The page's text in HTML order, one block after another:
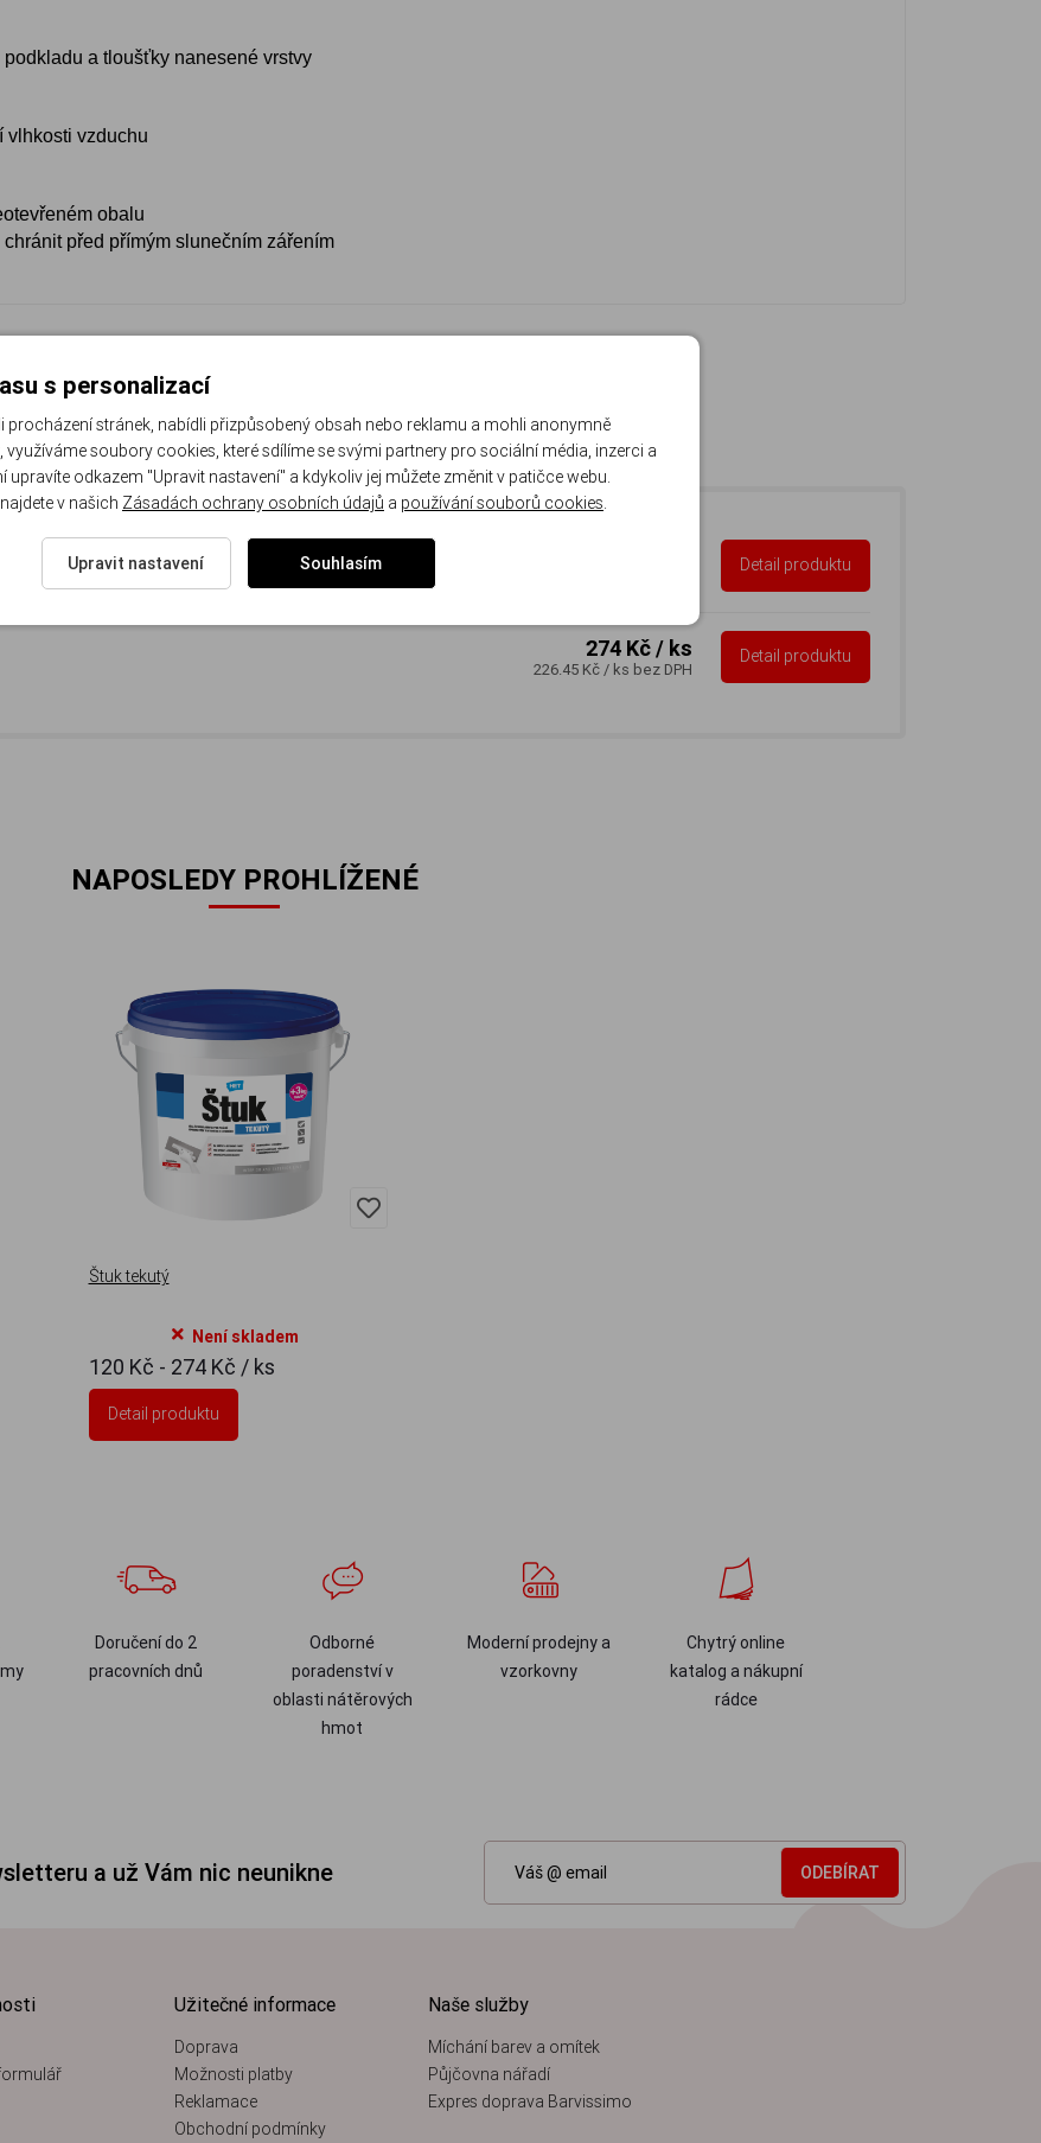
a tloušťky nanesené vrstvy
vlhkosti vzduchu
obalu
před přímým slunečním zářením
VYBERTE VARIANTU
Detail produktu
274 Kč/ ks
226.45 Kč/ ks bez DPH
Detail produktu
NAPOSLEDY PROHLÍŽENÉ
Štuk tekutý
Není skladem
120 Kč - 274 Kč / ks
Detail produktu
Doručení do 2
pracovních dnů
Odborné
poradenství v
oblasti nátěrových
hmot
Moderní prodejny a
vzorkovny
Chytrý online
katalog a nákupní
rádce
a už Vám nic neunikne ODEBÍRAT
Užitečné informace
Doprava
Možnosti platby
Reklamace
Obchodní podmínky
Naše služby
Míchání barev a omítek
Půjčovna nářadí
Expres doprava Barvissimo
s personalizací
stránek, nabídli přizpůsobený obsah nebo reklamu a mohli anonymně
soubory cookies, které sdílíme se svými partnery pro sociální média, inzerci a
upravíte odkazem "Upravit nastavení" a kdykoliv jej můžete změnit v patičce webu.
v našich Zásadách ochrany osobních údajů a používání souborů cookies
Upravit nastavení Souhlasím